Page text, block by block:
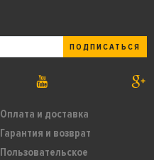
Оплата и доставка
Гарантия и возврат
Пользовательское
ПОДПИСАТЬСЯ